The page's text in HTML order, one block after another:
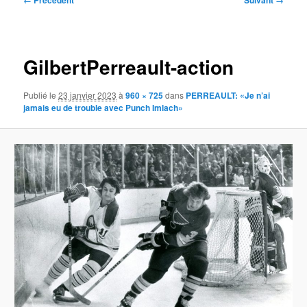
GilbertPerreault-action
Publié le23 janvier 2023 à960 × 725dans PERREAULT: «Je n’ai
jamais eu de trouble avec Punch Imlach»